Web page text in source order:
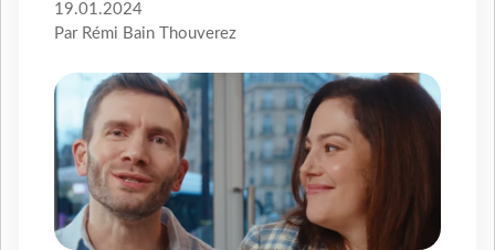
19.01.2024
Par Rémi Bain Thouverez